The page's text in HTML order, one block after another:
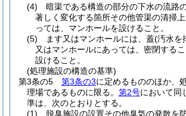
(4)
暗渠である構造の部分の下水の流路
著しく変化する箇所その他管渠の清掃
っては、マンホールを設けること。
(5)
ます又はマンホールには、蓋(汚水を
又はマンホールにあっては、密閉する
設けること。
(処理施設の構造の基準)
第3条の5
第3条の3に定めるもののほか、
理場であるものに限る。 第2号において同
準は、次のとおりとする。
(1)
脱臭施設の設置その他臭気の発散を